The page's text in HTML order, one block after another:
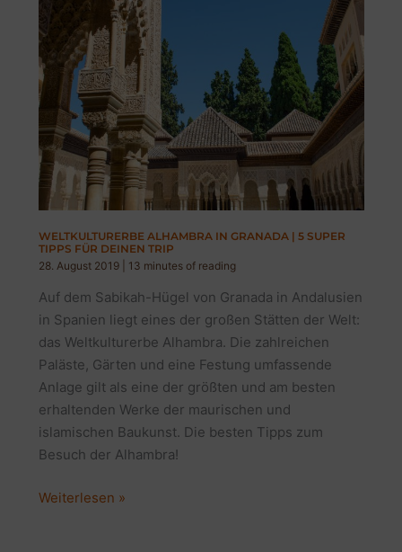
WELTKULTURERBE ALHAMBRA IN GRANADA | 5 SUPER
TIPPS FÜR DEINEN TRIP
28. August 2019
13 minutes of reading
Auf dem Sabikah-Hügel von Granada in Andalusien
in Spanien liegt eines der großen Stätten der Welt:
das Weltkulturerbe Alhambra. Die zahlreichen
Paläste, Gärten und eine Festung umfassende
Anlage gilt als eine der größten und am besten
erhaltenden Werke der maurischen und
islamischen Baukunst. Die besten Tipps zum
Besuch der Alhambra!
WELTKULTURERBE
Weiterlesen »